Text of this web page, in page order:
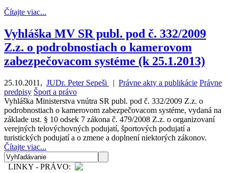
Čítajte viac...
Vyhláška MV SR publ. pod č. 332/2009
Z.z. o podrobnostiach o kamerovom
zabezpečovacom systéme (k 25.1.2013)
25.10.2011 , JUDr. Peter Sepeši | Právne akty a publikácie Právne
predpisy Šport a právo
Vyhláška Ministerstva vnútra SR publ. pod č. 332/2009 Z.z. o
podrobnostiach o kamerovom zabezpečovacom systéme, vydaná na
základe ust. § 10 odsek 7 zákona č. 479/2008 Z.z. o organizovaní
verejných telovýchovných podujatí, športových podujatí a
turistických podujatí a o zmene a doplnení niektorých zákonov.
Čítajte viac...
LINKY - PRÁVO: